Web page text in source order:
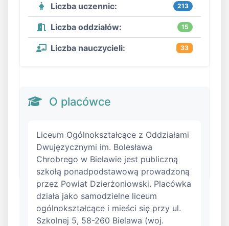
Liczba uczennic: 213
Liczba oddziałów: 15
Liczba nauczycieli: 33
O placówce
Liceum Ogólnokształcące z Oddziałami
Dwujęzycznymi im. Bolesława
Chrobrego w Bielawie jest publiczną
szkołą ponadpodstawową prowadzoną
przez Powiat Dzierżoniowski. Placówka
działa jako samodzielne liceum
ogólnokształcące i mieści się przy ul.
Szkolnej 5, 58-260 Bielawa (woj.